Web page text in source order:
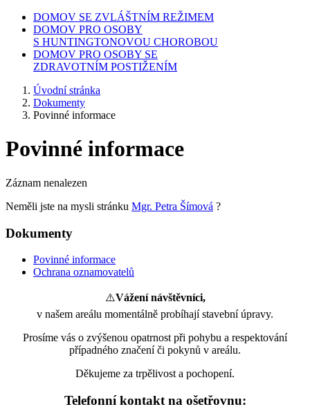
DOMOV SE ZVLÁŠTNÍM REŽIMEM
DOMOV PRO OSOBY
S HUNTINGTONOVOU CHOROBOU
DOMOV PRO OSOBY SE
ZDRAVOTNÍM POSTIŽENÍM
Úvodní stránka
Dokumenty
Povinné informace
Povinné informace
Záznam nenalezen
Neměli jste na mysli stránku Mgr. Petra Šímová ?
Dokumenty
Povinné informace
Ochrana oznamovatelů
⚠️Vážení návštěvníci,
v našem areálu momentálně probíhají stavební úpravy.
Prosíme vás o zvýšenou opatrnost při pohybu a respektování
případného značení či pokynů v areálu.
Děkujeme za trpělivost a pochopení.
Telefonní kontakt na ošetřovnu: